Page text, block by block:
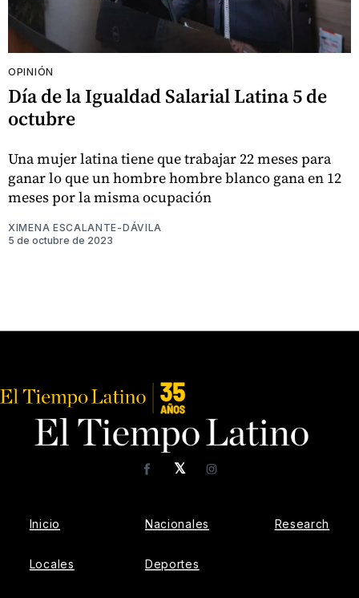
OPINIÓN
Día de la Igualdad Salarial Latina 5 de
octubre
Una mujer latina tiene que trabajar 22 meses para
ganar lo que un hombre hombre blanco gana en 12
meses por la misma ocupación
XIMENA ESCALANTE-DÁVILA
5 de octubre de 2023
𝕏
FacebookInstagram
Inicio
Locales
Nacionales
Deportes
Research